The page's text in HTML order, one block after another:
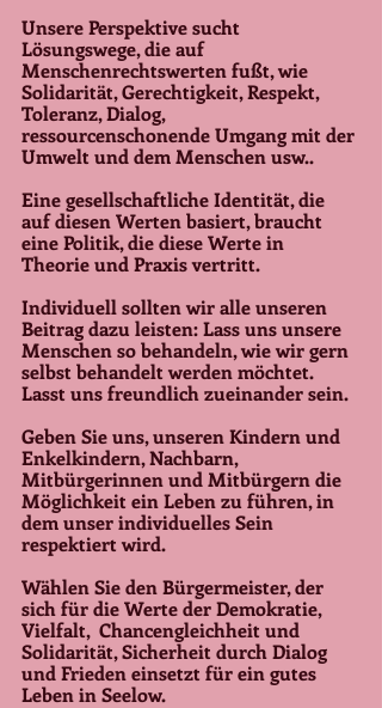
Unsere Perspektive sucht
Lösungswege, die auf
Menschenrechtswerten fußt, wie
Solidarität, Gerechtigkeit, Respekt,
Toleranz, Dialog,
ressourcenschonende Umgang mit der
Umwelt und dem Menschen usw..
Eine gesellschaftliche Identität, die
auf diesen Werten basiert, braucht
eine Politik, die diese Werte in
Theorie und Praxis vertritt.
Individuell sollten wir alle unseren
Beitrag dazu leisten: Lass uns unsere
Menschen so behandeln, wie wir gern
selbst behandelt werden möchtet.
Lasst uns freundlich zueinander sein.
Geben Sie uns, unseren Kindern und
Enkelkindern, Nachbarn,
Mitbürgerinnen und Mitbürgern die
Möglichkeit ein Leben zu führen, in
dem unser individuelles Sein
respektiert wird.
Wählen Sie den Bürgermeister, der
sich für die Werte der Demokratie,
Vielfalt,  Chancengleichheit und
Solidarität, Sicherheit durch Dialog
und Frieden einsetzt für ein gutes
Leben in Seelow.